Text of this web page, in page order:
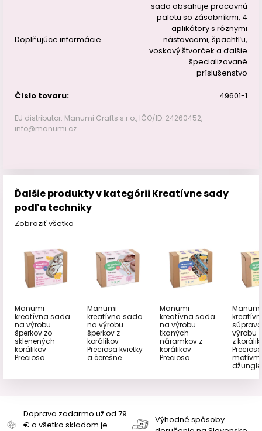
Doplňujúce informácie
sada obsahuje pracovnú
paletu so zásobníkmi, 4
aplikátory s rôznymi
nástavcami, špachtľu,
voskový štvorček a ďalšie
špecializované
príslušenstvo
Číslo tovaru: 49601-1
EU distributor: Manumi Crafts s.r.o., IČO/ID: 24260452,
info@manumi.cz
Ďalšie produkty v kategórii Kreatívne sady
podľa techniky
Zobraziť všetko
Manumi
kreatívna sada
na výrobu
šperkov zo
sklenených
korálikov
Preciosa
Manumi
kreatívna sada
na výrobu
šperkov z
korálikov
Preciosa kvietky
a čerešne
Manumi
kreatívna sada
na výrobu
tkaných
náramkov z
korálikov
Preciosa
Manumi
výrobu
z
motívmi
džungle
Doprava zadarmo už od 79
€ a všetko skladom je
Výhodné spôsoby